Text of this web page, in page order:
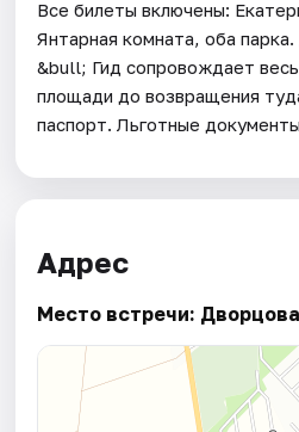
Все билеты включены:
Янтарная комната, оба
&bull; Гид сопровождает
площади до возвращения
паспорт. Льготные
Адрес
Место встречи: